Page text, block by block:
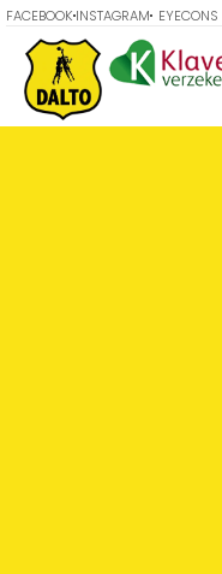
FACEBOOK INSTAGRAM EYECONS